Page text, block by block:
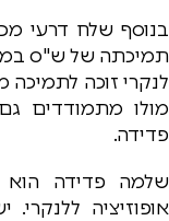
בנוסף שלח דרעי
תמיכתה של ש"ס
לנקרי זוכה
מולו מתמודדים
פדידה.
שלמה פדידה הוא
אופוזיציה